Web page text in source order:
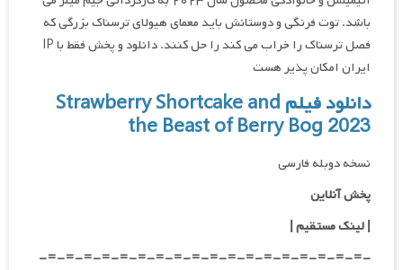
باشد. توت فرنگی و دوستانش باید معمای هیولای ترسناک بزرگی که
فصل ترسناک را خراب می کند را حل کنند. دانلود و پخش فقط با IP
ایران امکان پذیر هست
دانلود فیلم Strawberry Shortcake and
the Beast of Berry Bog 2023
نسخه دوبله فارسی
پخش آنلاین
| لینک مستقیم|
-=-=-=-=-=-=-=-=-=-=-=-=-=-=-=-=-=-=-